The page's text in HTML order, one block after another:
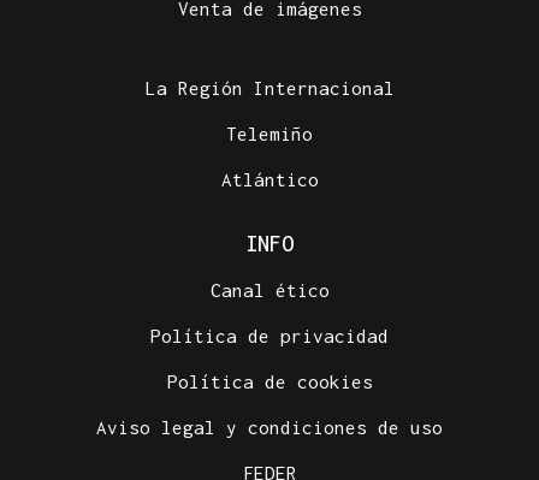
Venta de imágenes
La Región Internacional
Telemiño
Atlántico
INFO
Canal ético
Política de privacidad
Política de cookies
Aviso legal y condiciones de uso
FEDER